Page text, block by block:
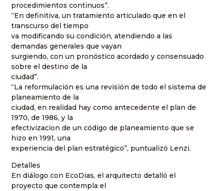
procedimientos continuos”.
“En definitiva, un tratamiento articulado que en el
transcurso del tiempo
va modificando su condición, atendiendo a las
demandas generales que vayan
surgiendo, con un pronóstico acordado y consensuado
sobre el destino de la
ciudad”.
“La reformulación es una revisión de todo el sistema de
planeamiento de la
ciudad, en realidad hay como antecedente el plan de
1970, de 1986, y la
efectivizacion de un código de planeamiento que se
hizo en 1991, una
experiencia del plan estratégico”, puntualizó Lenzi.
Detalles
En diálogo con EcoDias, el arquitecto detalló el
proyecto que contempla el